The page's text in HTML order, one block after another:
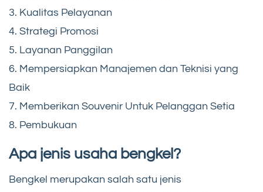
3. Kualitas Pelayanan
4. Strategi Promosi
5. Layanan Panggilan
6. Mempersiapkan Manajemen dan Teknisi yang
Baik
7. Memberikan Souvenir Untuk Pelanggan Setia
8. Pembukuan
Apa jenis usaha bengkel?
Bengkel merupakan salah satu jenis